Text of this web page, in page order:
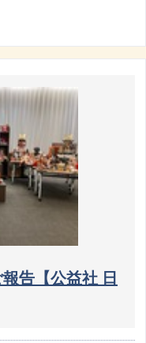
告【公益社 日